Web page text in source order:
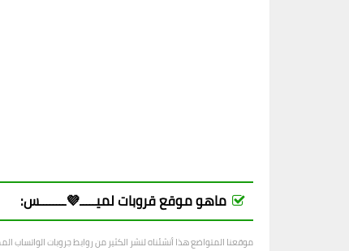
ماهو موقع قروبات لميـــــ💜ــــــــس:
موقعنا المتواضع هذا أنشئناه لنشر الكثير من روابط جروبات الواتساب